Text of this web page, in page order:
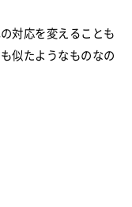
対応を変えることも
似たようなものなの